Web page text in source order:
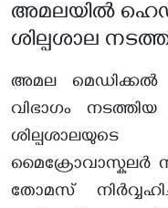
അമലയില്‍
ശില്പശാല
അമല മെഡിക്കല്‍
വിഭാഗം
മൈക്രോവാസ്കുലര്‍
തോമസ്